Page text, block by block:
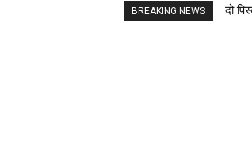
BREAKING NEWS दो